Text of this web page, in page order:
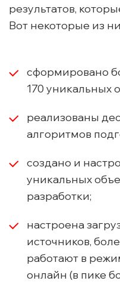
результатов,
Вот некоторые из
сформировано
170 уникальных
реализованы
алгоритмов
создано и
уникальных
разработки;
настроена
источников,
работают в
онлайн (в пике